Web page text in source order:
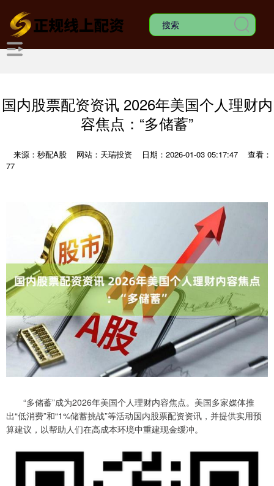
国内股票配资资讯 2026年美国个人理财内
容焦点：“多储蓄”
来源：秒配A股 网站：天瑞投资 日期：2026-01-03 05:17:47
查看：
77
“多储蓄”成为2026年美国个人理财内容焦点。美国多家媒体推
出“低消费”和“1%储蓄挑战”等活动国内股票配资资讯，并提供实用预
算建议，以帮助人们在高成本环境中重建现金缓冲。